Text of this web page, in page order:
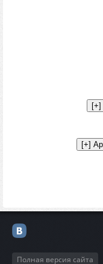
Полная версия сайта